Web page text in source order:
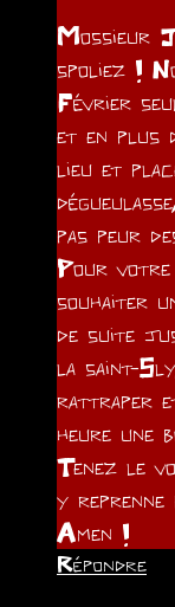
Mossieur
spoliez !
Février
et en plus
lieu et
pas peur
Pour votre
souhaiter
de suite
la saint-
rattraper
heure une
Tenez le
y
Amen !
Répondre